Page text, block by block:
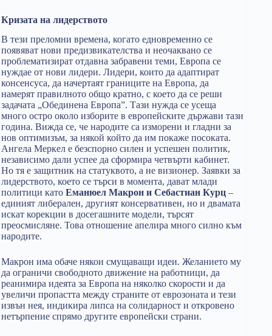
Кризата на лидерството
В тези преломни времена, когато едновременно се
появяват нови предизвикателства и неочаквано се
проблематизират отдавна забравени теми, Европа се
нуждае от нови лидери. Лидери, които да адаптират
консенсуса, да начертаят границите на Европа, да
намерят правилното общо кратно, с което да се реши
задачата „Обединена Европа”. Тази нужда се усеща
много остро около изборите в европейските държави тази
година. Вижда се, че народите са изморени и гладни за
нов оптимизъм, за някой който да им покаже посоката.
Ангела Меркел е безспорно силен и успешен политик,
независимо дали успее да сформира четвърти кабинет.
Но тя е защитник на статуквото, а не визионер. Заявки за
лидерството, което се търси в момента, дават млади
политици като Еманюел Макрон и Себастиан Курц –
единият либерален, другият консервативен, но и двамата
искат корекции в досегашните модели, търсят
преосмисляне. Това отношение апелира много силно към
народите.
Макрон има обаче някои смущаващи идеи. Желанието му
да ограничи свободното движение на работници, да
реанимира идеята за Европа на няколко скорости и да
увеличи пропастта между страните от еврозоната и тези
извън нея, индикира липса на солидарност и откровено
нетърпение спрямо другите европейски страни.